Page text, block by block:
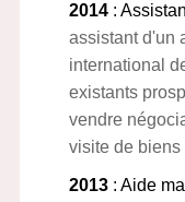
2014 :
assistant d'un
international
existants
vendre
visite de biens
2013 : Aide